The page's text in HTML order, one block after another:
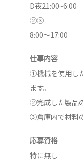
D夜21:00~6:00
②③
8:00～17:00
仕事内容
①機械を使用し
ます。
②完成した製品
③倉庫内で材料
応募資格
特に無し